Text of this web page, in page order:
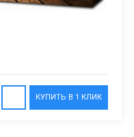
КУПИТЬ В 1 КЛИК